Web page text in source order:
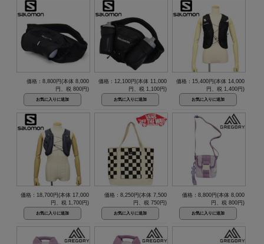
価格：8,800円(本体 8,000
円、税 800円)
価格：12,100円(本体 11,000
円、税 1,100円)
価格：15,400円(本体 14,000
円、税 1,400円)
価格：18,700円(本体 17,000
円、税 1,700円)
価格：8,250円(本体 7,500
円、税 750円)
価格：8,800円(本体 8,000
円、税 800円)